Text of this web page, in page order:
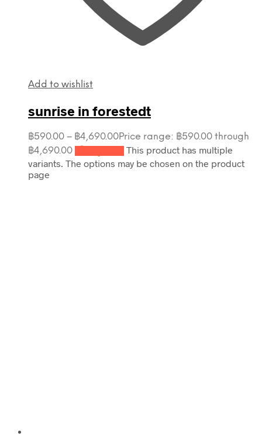
Add to wishlist
sunrise in forestedt
฿590.00 – ฿4,690.00Price range: ฿590.00 through
฿4,690.00
This product has multiple
variants. The options may be chosen on the product
page